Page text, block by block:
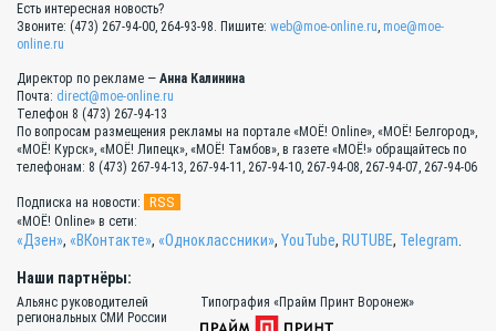
Есть интересная новость?
Звоните: (473) 267-94-00, 264-93-98. Пишите: web@moe-online.ru, moe@moe-
online.ru
Директор по рекламе — Анна Калинина
Почта: direct@moe-online.ru
Телефон 8 (473) 267-94-13
По вопросам размещения рекламы на портале «МОЁ! Online», «МОЁ! Белгород»,
«МОЁ! Курск», «МОЁ! Липецк», «МОЁ! Тамбов», в газете «МОЁ!» обращайтесь по
телефонам: 8 (473) 267-94-13, 267-94-11, 267-94-10, 267-94-08, 267-94-07, 267-94-06
Подписка на новости: RSS
«МОЁ! Online» в сети:
«Дзен», «ВКонтакте», «Одноклассники», YouTube, RUTUBE, Telegram
Наши партнёры:
Альянс руководителей
региональных СМИ России
Типография «Прайм Принт Воронеж»